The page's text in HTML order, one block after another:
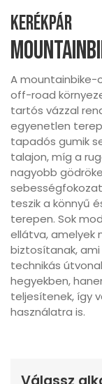
Kerékpár
A mountainbike-
off-road
tartós vázzal
egyenetlen
tapadós gumik
talajon, míg a
nagyobb
teszik a könnyű
terepen. Sok
ellátva, amelyek
biztosítanak,
technikás
hegyekben,
teljesítenek, így
használatra is.